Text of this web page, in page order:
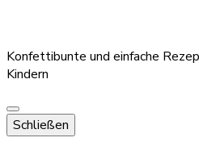
Konfettibunte und einfache
Kindern
Schließen